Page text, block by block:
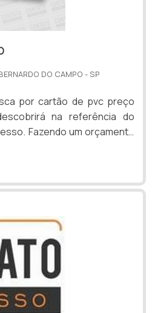
DO CAMPO - SP
por cartão de pvc preço
na referência do
Fazendo um orçamento
do ramo.ALGUNS
DE PVC PREÇOSe
de pvc preço acessível em
Impresso. Empresa
de 30...